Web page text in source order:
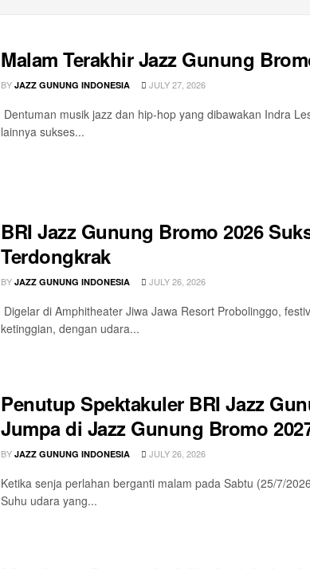
Malam Terakhir Jazz Gunung
BY JAZZ GUNUNG INDONESIA JULY 27, 2026
Dentuman musik jazz dan hip-hop yang dibawakan Indra
lainnya sukses...
BRI Jazz Gunung Bromo 2026
Terdongkrak
BY JAZZ GUNUNG INDONESIA JULY 26, 2026
Digelar di Amphitheater Jiwa Jawa Resort Probolinggo,
ketinggian, dengan udara...
Penutup Spektakuler BRI Jazz
Jumpa di Jazz Gunung Bromo
BY JAZZ GUNUNG INDONESIA JULY 26, 2026
Ketika senja perlahan berganti malam pada Sabtu (25/7/
Suhu udara yang...